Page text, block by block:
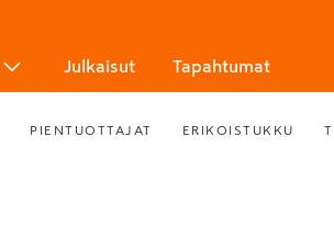
Julkaisut Tapahtumat
PIENTUOTTAJAT ERIKOISTUKKU